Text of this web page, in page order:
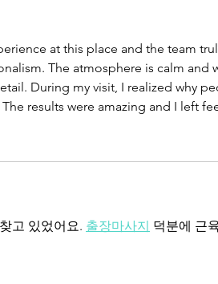
at this place and the team
The atmosphere is calm and
During my visit, I realized why
results were amazing and I left
고 있었어요. 출장마사지 덕분에 근